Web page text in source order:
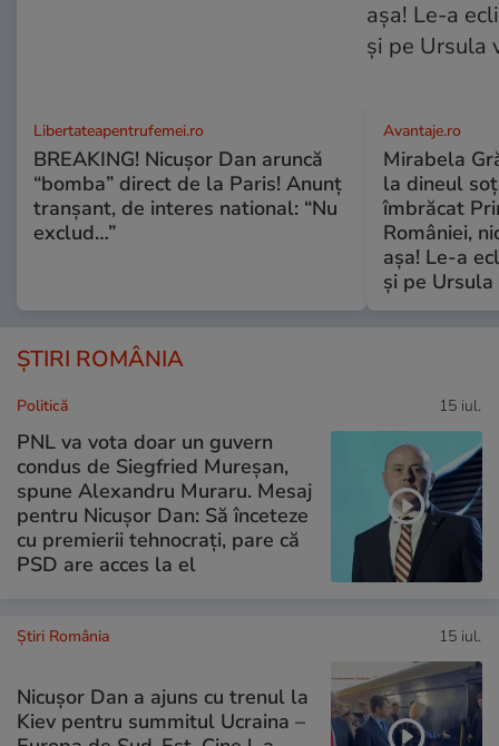
Libertateapentrufemei.ro
BREAKING! Nicușor Dan aruncă
“bomba” direct de la Paris! Anunț
tranșant, de interes national: “Nu
exclud…”
Avantaje.ro
Mirabela
la dineul
îmbrăcat
României,
așa! Le-a
și pe
ȘTIRI ROMÂNIA
Politică 15 iul.
PNL va vota doar un guvern
condus de Siegfried Mureșan,
spune Alexandru Muraru. Mesaj
pentru Nicușor Dan: Să înceteze
cu premierii tehnocrați, pare că
PSD are acces la el
Știri România 15 iul.
Nicușor Dan a ajuns cu trenul la
Kiev pentru summitul Ucraina –